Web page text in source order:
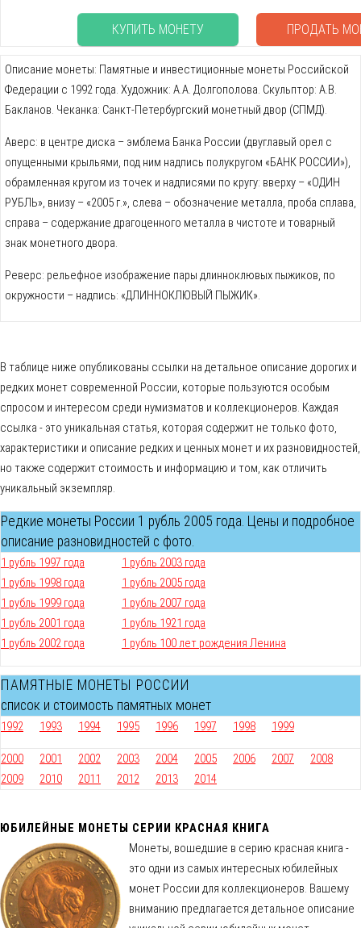
КУПИТЬ МОНЕТУ ПРОДАТЬ
Описание монеты: Памятные и инвестиционные монеты Российской
Федерации с 1992 года. Художник: А.А. Долгополова. Скульптор: А.В.
Бакланов. Чеканка: Санкт-Петербургский монетный двор (СПМД).
Аверс: в центре диска – эмблема Банка России (двуглавый орел с
опущенными крыльями, под ним надпись полукругом «БАНК РОССИИ»),
обрамленная кругом из точек и надписями по кругу: вверху – «ОДИН
РУБЛЬ», внизу – «2005 г.», слева – обозначение металла, проба сплава,
справа – содержание драгоценного металла в чистоте и товарный
знак монетного двора.
Реверс: рельефное изображение пары длинноклювых пыжиков, по
окружности – надпись: «ДЛИННОКЛЮВЫЙ ПЫЖИК».
В таблице ниже опубликованы ссылки на детальное описание дорогих и
редких монет современной России, которые пользуются особым
спросом и интересом среди нумизматов и коллекционеров. Каждая
ссылка - это уникальная статья, которая содержит не только фото,
характеристики и описание редких и ценных монет и их разновидностей,
но также содержит стоимость и информацию и том, как отличить
уникальный экземпляр.
Редкие монеты России 1 рубль 2005 года. Цены и подробное
описание разновидностей с фото.
1 рубль 1997 года
1 рубль 1998 года
1 рубль 1999 года
1 рубль 2001 года
1 рубль 2002 года
1 рубль 2003 года
1 рубль 2005 года
1 рубль 2007 года
1 рубль 1921 года
1 рубль 100 лет рождения Ленина
ПАМЯТНЫЕ МОНЕТЫ РОССИИ
список и стоимость памятных монет
1992 1993 1994 1995 1996 1997 1998 1999
2000 2001 2002 2003 2004 2005 2006 2007
2008
2009
2010 2011 2012 2013 2014
ЮБИЛЕЙНЫЕ МОНЕТЫ СЕРИИ КРАСНАЯ КНИГА
Монеты, вошедшие в серию красная книга -
это одни из самых интересных юбилейных
монет России для коллекционеров. Вашему
вниманию предлагается детальное описание